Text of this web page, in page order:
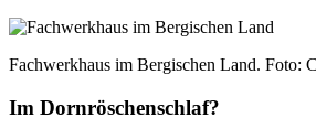
Fachwerkhaus im Bergischen Land. Foto:
Im Dornröschenschlaf?